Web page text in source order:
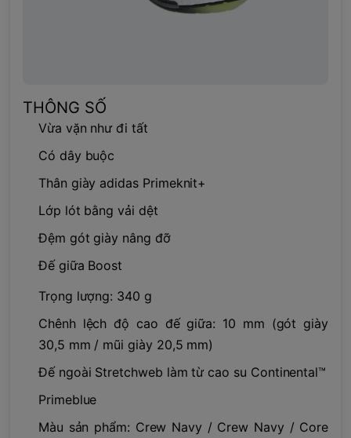
THÔNG SỐ
Vừa vặn như đi tất
Có dây buộc
Thân giày adidas Primeknit+
Lớp lót bằng vải dệt
Đệm gót giày nâng đỡ
Đế giữa Boost
Trọng lượng: 340 g
Chênh lệch độ cao đế giữa: 10 mm (gót giày
30,5 mm / mũi giày 20,5 mm)
Đế ngoài Stretchweb làm từ cao su Continental™
Primeblue
Màu sản phẩm: Crew Navy / Crew Navy / Core